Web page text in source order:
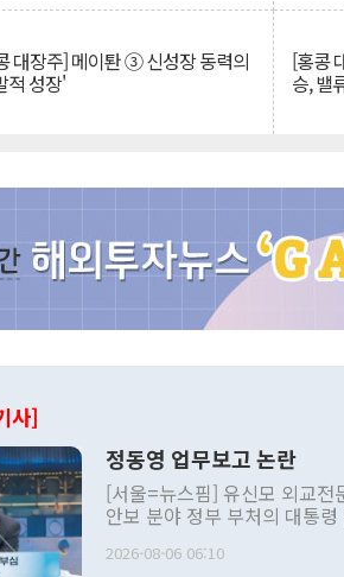
대장주] 메이퇀 ③ 신성장 동력의
적 성장'
[홍콩
승, 밸
사]
정동영 업무보고 논란
[서울=뉴스핌] 유신모 외교전
안보 분야 정부 부처의 대통
발언 중에는 정부 내 조율을
2026-08-06 06:10